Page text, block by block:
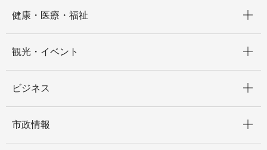
健康・医療・福祉
観光・イベント
ビジネス
市政情報